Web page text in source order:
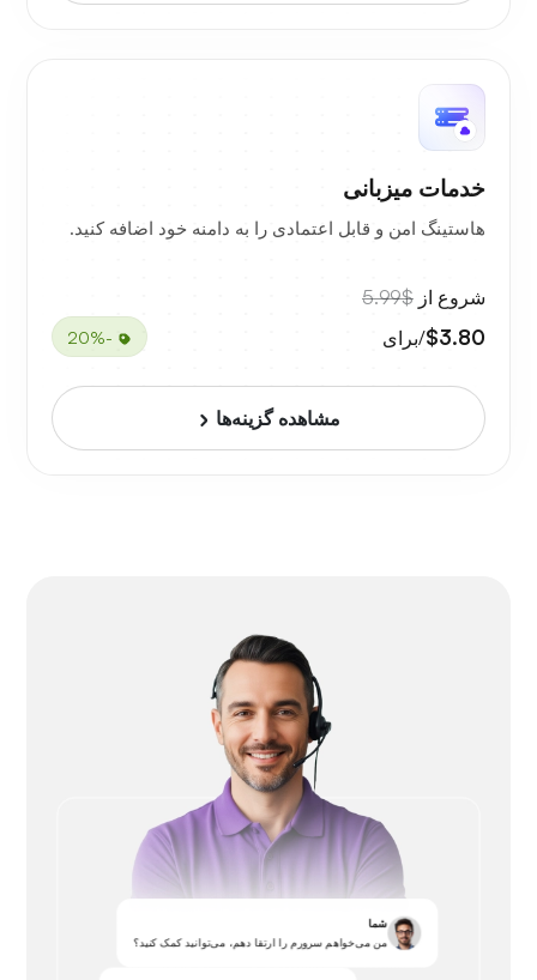
خدمات میزبانی
هاستینگ امن و قابل اعتمادی را به دامنه خود اضافه کنید.
شروع از $5.99
$3.80/برای -20%
مشاهده گزینه‌ها
شما
من می‌خواهم سرورم را ارتقا دهم، می‌توانید کمک کنید؟